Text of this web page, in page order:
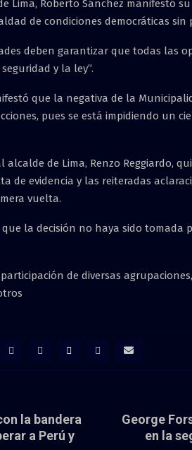
Lima, Roberto Sánchez manifestó
de condiciones democráticas sin
deben garantizar que todas las
y la ley”.
que la negativa de la
pues se está impidiendo un
de Lima, Renzo Reggiardo,
de evidencia y las reiteradas
vuelta.
la decisión no haya sido tomada
de diversas
la bandera
a Perú y
George
en la